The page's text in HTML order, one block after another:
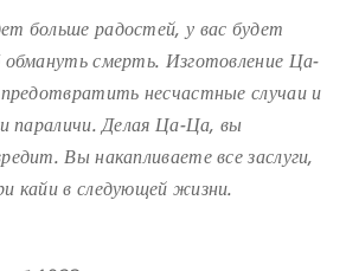
больше радостей, у вас будет
смерть. Изготовление Ца-
несчастные случаи и
параличи. Делая Ца-Ца, вы
Вы накапливаете все заслуги,
кайи в следующей жизни.